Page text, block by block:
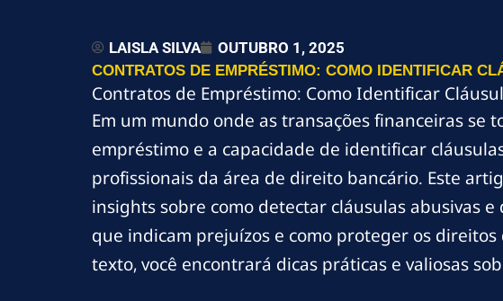
LAISLA SILVA OUTUBRO 1, 2025
CONTRATOS DE EMPRÉSTIMO: COMO IDENTIFICAR
Contratos de Empréstimo: Como Identificar
Em um mundo onde as transações financeiras
empréstimo e a capacidade de identificar
profissionais da área de direito bancário. Este
insights sobre como detectar cláusulas abusivas
que indicam prejuízos e como proteger os
texto, você encontrará dicas práticas e valiosas